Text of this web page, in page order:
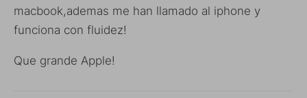
macbook,ademas me han llamado al iphone y
funciona con fluidez!
Que grande Apple!